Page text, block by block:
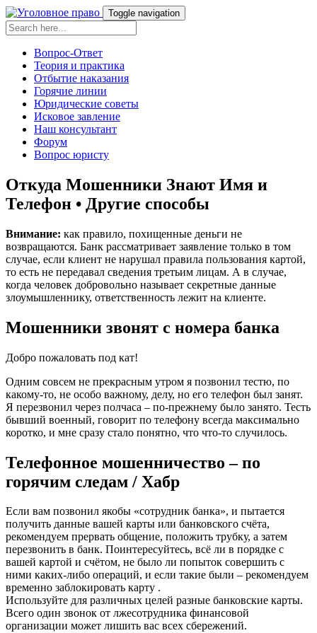
Toggle navigation
Вопрос-Ответ
Теория и практика
Отбытие наказания
Горячие линии
Юридические советы
Исковое завление
Наш консультант
Форум
Вопрос юристу
Откуда Мошенники Знают Имя и
Телефон • Другие способы
Внимание: как правило, похищенные деньги не
возвращаются. Банк рассматривает заявление только в том
случае, если клиент не нарушал правила пользования картой,
то есть не передавал сведения третьим лицам. А в случае,
когда человек добровольно называет секретные данные
злоумышленнику, ответственность лежит на клиенте.
Мошенники звонят с номера банка
Добро пожаловать под кат!
Одним совсем не прекрасным утром я позвонил тестю, по
какому-то, не особо важному, делу, но его телефон был занят.
Я перезвонил через полчаса – по-прежнему было занято. Тесть
бывший военный, говорит по телефону всегда максимально
коротко, и мне сразу стало понятно, что что-то случилось.
Телефонное мошенничество – по
горячим следам / Хабр
Если вам позвонил якобы «сотрудник банка», и пытается
получить данные вашей карты или банковского счёта,
рекомендуем прервать общение, положить трубку, а затем
перезвонить в банк. Поинтересуйтесь, всё ли в порядке с
вашей картой и счётом, не было ли попыток совершить с
ними каких-либо операций, и если такие были – рекомендуем
временно заблокировать карту .
Используйте для различных целей разные банковские карты.
Всего один звонок от лжесотрудника финансовой
организации может лишить вас всех сбережений.